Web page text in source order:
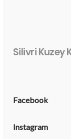
Silivri Kuzey
Facebook
Instagram